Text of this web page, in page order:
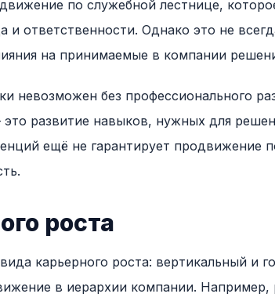
по служебной лестнице,
и ответственности. Однако это не
на принимаемые в компании
невозможен без профессионального
развитие навыков, нужных для
ещё не гарантирует продвижение
роста
карьерного роста: вертикальный и
в иерархии компании. Например,